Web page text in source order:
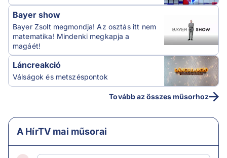
Bayer show
Bayer Zsolt megmondja! Az osztás itt nem
matematika! Mindenki megkapja a
magáét!
Láncreakció
Válságok és metszéspontok
Tovább az összes műsorhoz
A HírTV mai műsorai